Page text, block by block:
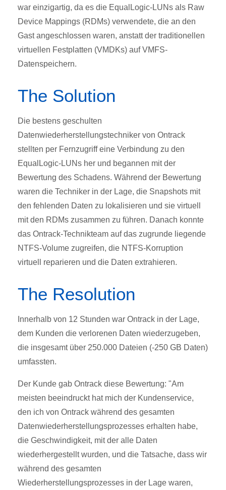
war einzigartig, da es die EqualLogic-LUNs als Raw
Device Mappings (RDMs) verwendete, die an den
Gast angeschlossen waren, anstatt der traditionellen
virtuellen Festplatten (VMDKs) auf VMFS-
Datenspeichern.
The Solution
Die bestens geschulten
Datenwiederherstellungstechniker von Ontrack
stellten per Fernzugriff eine Verbindung zu den
EqualLogic-LUNs her und begannen mit der
Bewertung des Schadens. Während der Bewertung
waren die Techniker in der Lage, die Snapshots mit
den fehlenden Daten zu lokalisieren und sie virtuell
mit den RDMs zusammen zu führen. Danach konnte
das Ontrack-Technikteam auf das zugrunde liegende
NTFS-Volume zugreifen, die NTFS-Korruption
virtuell reparieren und die Daten extrahieren.
The Resolution
Innerhalb von 12 Stunden war Ontrack in der Lage,
dem Kunden die verlorenen Daten wiederzugeben,
die insgesamt über 250.000 Dateien (-250 GB Daten)
umfassten.
Der Kunde gab Ontrack diese Bewertung: "Am
meisten beeindruckt hat mich der Kundenservice,
den ich von Ontrack während des gesamten
Datenwiederherstellungsprozesses erhalten habe,
die Geschwindigkeit, mit der alle Daten
wiederhergestellt wurden, und die Tatsache, dass wir
während des gesamten
Wiederherstellungsprozesses in der Lage waren,